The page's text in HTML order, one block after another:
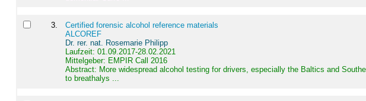
3.
Certified forensic alcohol reference materials
ALCOREF
Dr. rer. nat. Rosemarie Philipp
Laufzeit: 01.09.2017-28.02.2021
Mittelgeber: EMPIR Call 2016
Abstract: More widespread alcohol testing for drivers, especially the Baltics and
to breathalys ...